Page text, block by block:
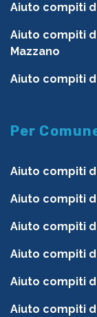
Aiuto compiti
Aiuto compiti
Mazzano
Aiuto compiti
Per
Aiuto compiti
Aiuto compiti
Aiuto compiti
Aiuto compiti
Aiuto compiti
Aiuto compiti